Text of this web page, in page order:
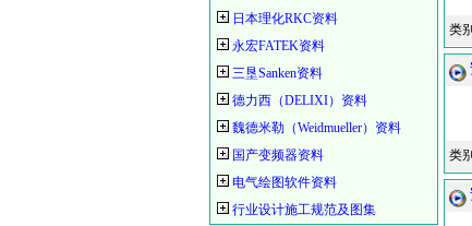
日本理化RKC资料
永宏FATEK资料
三垦Sanken资料
德力西（DELIXI）资料
魏德米勒（Weidmueller）资料
国产变频器资料
电气绘图软件资料
行业设计施工规范及图集
类
类